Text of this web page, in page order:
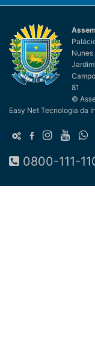
81
©
Easy Net Tecnologia da
0800-111-